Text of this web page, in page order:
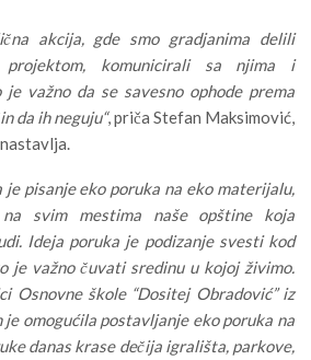
akcija, gde smo gradjanima delili
projektom, komunicirali sa njima i
važno da se savesno ophode prema
da ih neguju“, priča Stefan Maksimović,
pisanje eko poruka na eko materijalu,
svim mestima naše opštine koja
Ideja poruka je podizanje svesti kod
je važno čuvati sredinu u kojoj živimo.
Osnovne škole “Dositej Obradović” iz
je omogućila postavljanje eko poruka na
danas krase dečija igrališta, parkove,